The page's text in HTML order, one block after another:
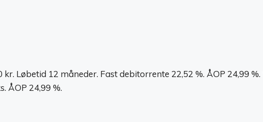
Løbetid 12 måneder. Fast debitorrente 22,52 %. ÅOP 24,99
ÅOP 24,99 %.